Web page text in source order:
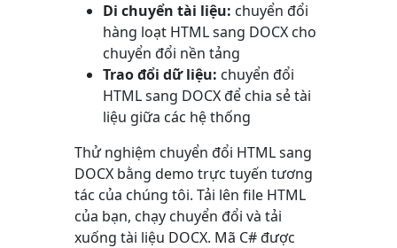
Di chuyển tài liệu: chuyển đổi
hàng loạt HTML sang DOCX cho
chuyển đổi nền tảng
Trao đổi dữ liệu: chuyển đổi
HTML sang DOCX để chia sẻ tài
liệu giữa các hệ thống
Thử nghiệm chuyển đổi HTML sang
DOCX bằng demo trực tuyến tương
tác của chúng tôi. Tải lên file HTML
của bạn, chạy chuyển đổi và tải
xuống tài liệu DOCX. Mã C# được